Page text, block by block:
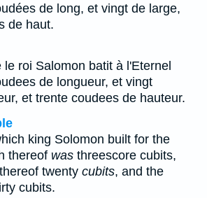
de long, et vingt de large,
de haut.
roi Salomon batit à l'Eternel
de longueur, et vingt
et trente coudees de hauteur.
king Solomon built for the
thereof was threescore cubits,
twenty cubits, and the
cubits.